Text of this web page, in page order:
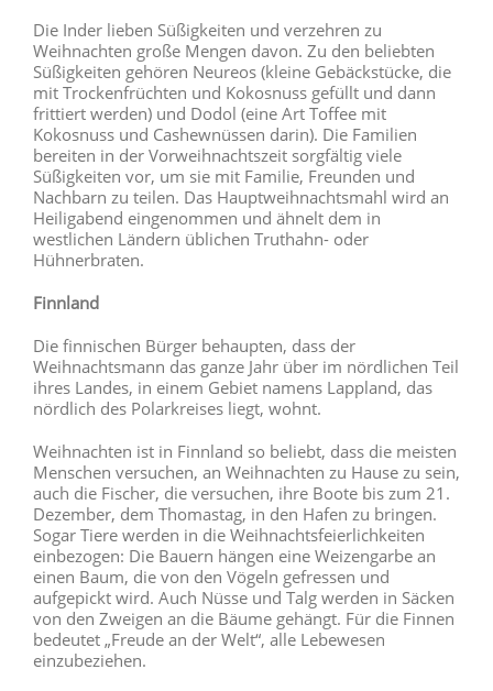
Die Inder lieben Süßigkeiten und verzehren zu
Weihnachten große Mengen davon. Zu den beliebten
Süßigkeiten gehören Neureos (kleine Gebäckstücke, die
mit Trockenfrüchten und Kokosnuss gefüllt und dann
frittiert werden) und Dodol (eine Art Toffee mit
Kokosnuss und Cashewnüssen darin). Die Familien
bereiten in der Vorweihnachtszeit sorgfältig viele
Süßigkeiten vor, um sie mit Familie, Freunden und
Nachbarn zu teilen. Das Hauptweihnachtsmahl wird an
Heiligabend eingenommen und ähnelt dem in
westlichen Ländern üblichen Truthahn- oder
Hühnerbraten.
Finnland
Die finnischen Bürger behaupten, dass der
Weihnachtsmann das ganze Jahr über im nördlichen Teil
ihres Landes, in einem Gebiet namens Lappland, das
nördlich des Polarkreises liegt, wohnt.
Weihnachten ist in Finnland so beliebt, dass die meisten
Menschen versuchen, an Weihnachten zu Hause zu sein,
auch die Fischer, die versuchen, ihre Boote bis zum 21.
Dezember, dem Thomastag, in den Hafen zu bringen.
Sogar Tiere werden in die Weihnachtsfeierlichkeiten
einbezogen: Die Bauern hängen eine Weizengarbe an
einen Baum, die von den Vögeln gefressen und
aufgepickt wird. Auch Nüsse und Talg werden in Säcken
von den Zweigen an die Bäume gehängt. Für die Finnen
bedeutet „Freude an der Welt“, alle Lebewesen
einzubeziehen.